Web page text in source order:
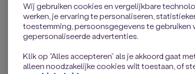
Wij gebruiken cookies en vergelijkbare
werken, je ervaring te personaliseren,
toestemming, persoonsgegevens te gebruiken
gepersonaliseerde advertenties.
Klik op “Alles accepteren” als je akkoord gaat
alleen noodzakelijke cookies wilt toestaan, of